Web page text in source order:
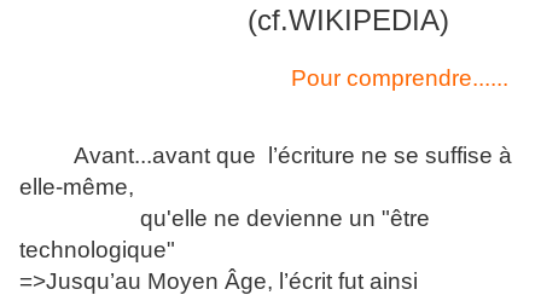
(cf.WIKIPEDIA)
Pour comprendre......
Avant...avant que l’écriture ne se suffise à
elle-même,
qu'elle ne devienne un "être
technologique"
=>Jusqu’au Moyen Âge, l’écrit fut ainsi